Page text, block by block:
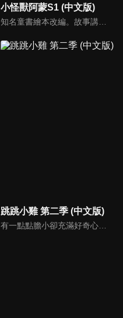
小怪獸阿蒙S1 (中文版)
知名童書繪本改編。故事講述的是小怪獸阿蒙醜醜的外表下，有著一顆敏感細膩的心。他希望有人能愛他，包容他，陪伴他，愛他本來的樣子。這個系列圍繞“愛”的主題，恰恰是父母對孩子所有愛的表現。
跳跳小雞 第二季 (中文版)
有一點點膽小卻充滿好奇心的"帶骨雞"，和總是用小跳步靠過來的舞蹈老師"小跳步青蛙老師"，以及其他具有獨特個性的夥伴們跳舞大活耀！在家裡和各種地方以「身體動了，心也舞動了起來♪」為主題。